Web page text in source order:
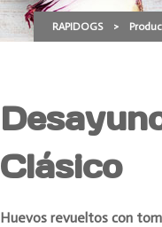
RAPIDOGS >
Clásico
Huevos revueltos con